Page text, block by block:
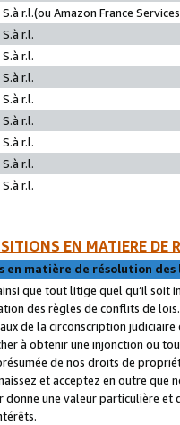
r.l.(ou Amazon France
r.l.
r.l.
r.l.
r.l.
r.l.
r.l.
r.l.
r.l.
EN MATIERE DE
en matière de résolution
que tout litige quel qu’il soit
des règles de conflits de
de la circonscription
à obtenir une injonction ou
de nos droits de
et acceptez en outre que
donne une valeur particulière